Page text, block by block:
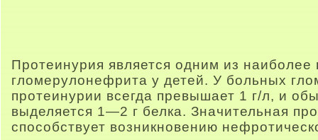
Протеинурия является одним из наиболее
гломерулонефрита у детей. У больных
протеинурии всегда превышает 1 г/л, и
выделяется 1—2 г белка. Значительная
способствует возникновению